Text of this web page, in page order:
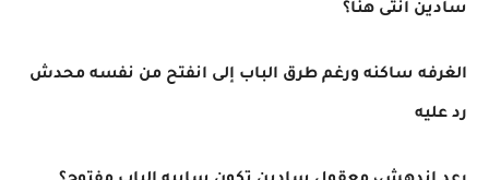
سادين انتى هنا؟
الغرفه ساكنه ورغم طرق الباب إلى انفتح من نفسه محدش
رد عليه